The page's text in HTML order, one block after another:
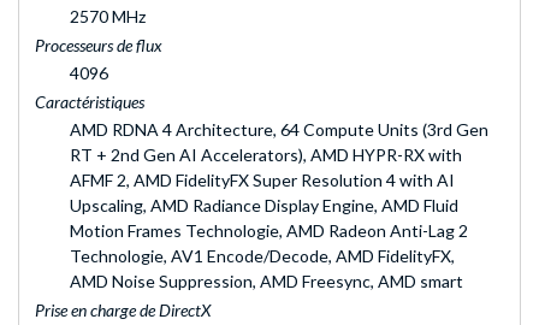
2570 MHz
Processeurs de flux
4096
Caractéristiques
AMD RDNA 4 Architecture, 64 Compute Units (3rd Gen
RT + 2nd Gen AI Accelerators), AMD HYPR-RX with
AFMF 2, AMD FidelityFX Super Resolution 4 with AI
Upscaling, AMD Radiance Display Engine, AMD Fluid
Motion Frames Technologie, AMD Radeon Anti-Lag 2
Technologie, AV1 Encode/Decode, AMD FidelityFX,
AMD Noise Suppression, AMD Freesync, AMD smart
Prise en charge de DirectX